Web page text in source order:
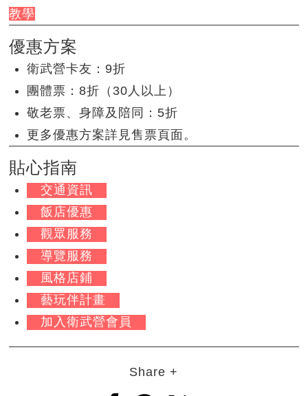
教學
優惠方案
衛武營卡友：9折
團體票：8折（30人以上）
敬老票、身障及陪同：5折
更多優惠方案詳見售票頁面。
貼心指南
交通資訊
飯店優惠
觀眾服務
導覽服務
風格店鋪
藝玩伴計畫
加入衛武營會員
Share +